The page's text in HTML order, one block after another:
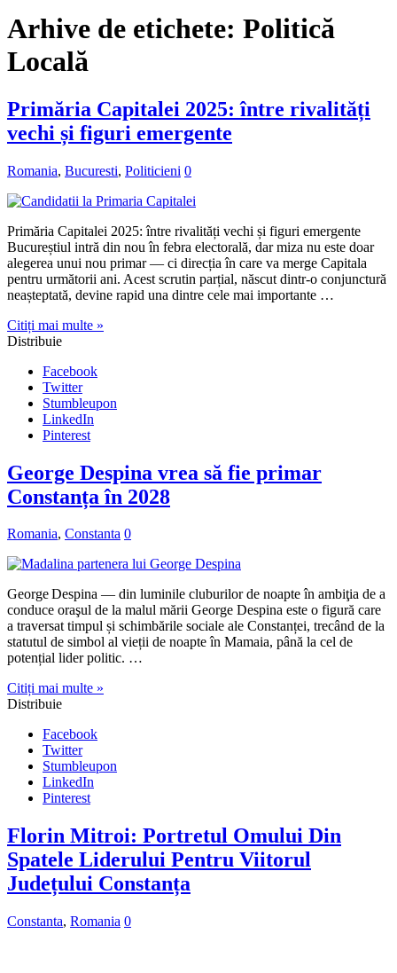
Arhive de etichete: Politică
Locală
Primăria Capitalei 2025: între rivalități
vechi și figuri emergente
Romania, Bucuresti, Politicieni 0
Primăria Capitalei 2025: între rivalități vechi și figuri emergente
Bucureștiul intră din nou în febra electorală, dar miza nu este doar
alegerea unui nou primar — ci direcția în care va merge Capitala
pentru următorii ani. Acest scrutin parțial, născut dintr-o conjunctură
neașteptată, devine rapid una dintre cele mai importante …
Citiți mai multe »
Distribuie
Facebook
Twitter
Stumbleupon
LinkedIn
Pinterest
George Despina vrea să fie primar
Constanța în 2028
Romania, Constanta 0
George Despina — din luminile cluburilor de noapte în ambiţia de a
conduce oraşul de la malul mării George Despina este o figură care
a traversat timpul și schimbările sociale ale Constanței, trecând de la
statutul de simbol al vieții de noapte în Mamaia, până la cel de
potențial lider politic. …
Citiți mai multe »
Distribuie
Facebook
Twitter
Stumbleupon
LinkedIn
Pinterest
Florin Mitroi: Portretul Omului Din
Spatele Liderului Pentru Viitorul
Județului Constanța
Constanta, Romania 0